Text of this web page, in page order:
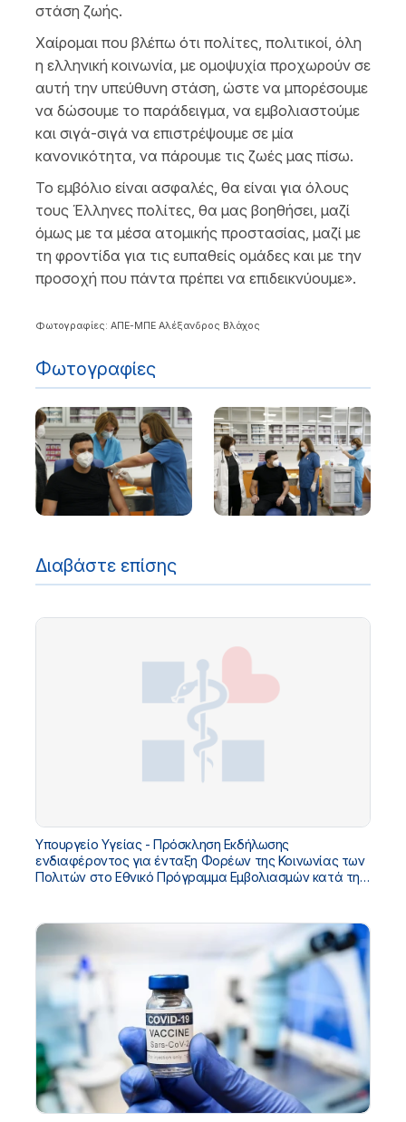
στάση ζωής.
Χαίρομαι που βλέπω ότι πολίτες, πολιτικοί, όλη
η ελληνική κοινωνία, με ομοψυχία προχωρούν σε
αυτή την υπεύθυνη στάση, ώστε να μπορέσουμε
να δώσουμε το παράδειγμα, να εμβολιαστούμε
και σιγά-σιγά να επιστρέψουμε σε μία
κανονικότητα, να πάρουμε τις ζωές μας πίσω.
Το εμβόλιο είναι ασφαλές, θα είναι για όλους
τους Έλληνες πολίτες, θα μας βοηθήσει, μαζί
όμως με τα μέσα ατομικής προστασίας, μαζί με
τη φροντίδα για τις ευπαθείς ομάδες και με την
προσοχή που πάντα πρέπει να επιδεικνύουμε».
Φωτογραφίες: ΑΠΕ-ΜΠΕ Αλέξανδρος Βλάχος
Φωτογραφίες
Διαβάστε επίσης
Υπουργείο Υγείας - Πρόσκληση Εκδήλωσης
ενδιαφέροντος για ένταξη Φορέων της Κοινωνίας των
Πολιτών στο Εθνικό Πρόγραμμα Εμβολιασμών κατά της